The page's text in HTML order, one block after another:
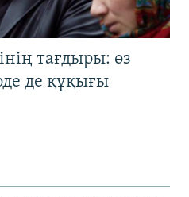
тағдыры: өз
де құқығы